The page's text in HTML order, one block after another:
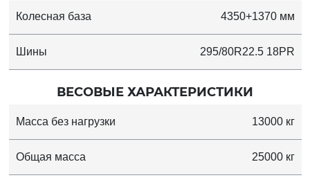
Колесная база 4350+1370 мм
Шины 295/80R22.5 18PR
ВЕСОВЫЕ ХАРАКТЕРИСТИКИ
Масса без нагрузки 13000 кг
Общая масса 25000 кг